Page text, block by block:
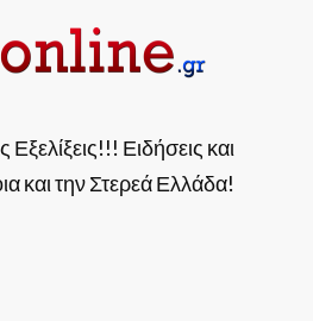
Εξελίξεις!!! Ειδήσεις και
και την Στερεά Ελλάδα!